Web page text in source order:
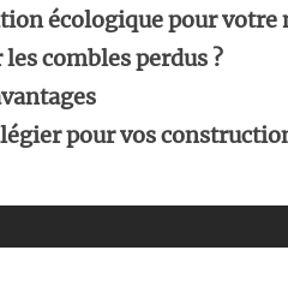
écologique pour votre
combles perdus ?
pour vos